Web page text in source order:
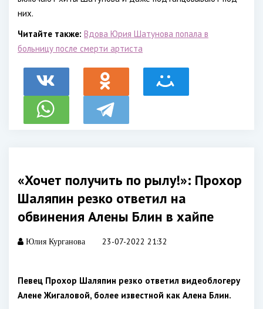
них.
Читайте также: Вдова Юрия Шатунова попала в
больницу после смерти артиста
«Хочет получить по рылу!»: Прохор
Шаляпин резко ответил на
обвинения Алены Блин в хайпе
Юлия Курганова 23-07-2022 21:32
Певец Прохор Шаляпин резко ответил видеоблогеру
Алене Жигаловой, более известной как Алена Блин.